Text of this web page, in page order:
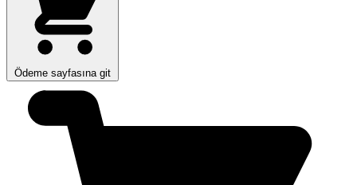
Ödeme sayfasına git